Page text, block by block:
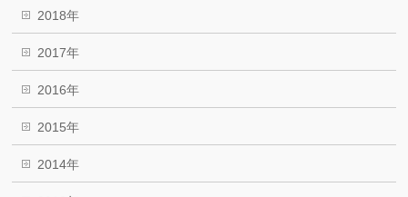
2018年
2017年
2016年
2015年
2014年